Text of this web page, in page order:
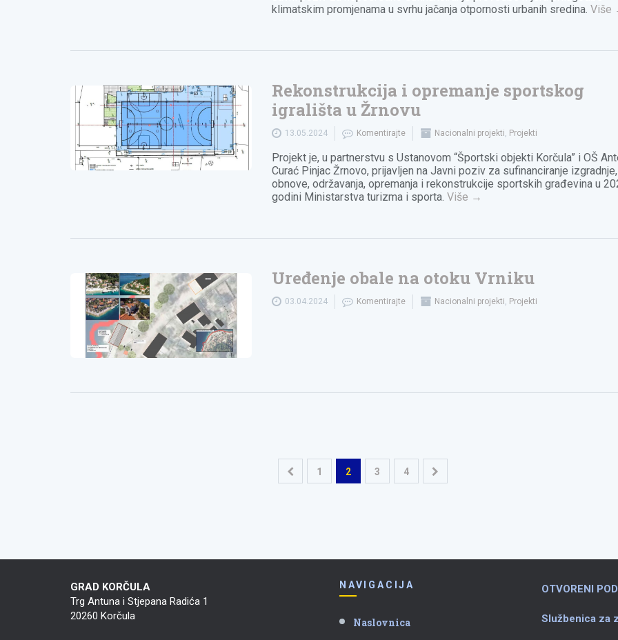
klimatskim promjenama u svrhu jačanja otpornosti urbanih sredina.Više
Rekonstrukcija i opremanje sportskog
igrališta u Žrnovu
13.05.2024 Komentirajte Nacionalni projekti Projekti
Projekt je, u partnerstvu s Ustanovom “Športski objekti Korčula” i OŠ
Curać Pinjac Žrnovo, prijavljen na Javni poziv za sufinanciranje izgradnje,
obnove, održavanja, opremanja i rekonstrukcije sportskih građevina u
godini Ministarstva turizma i sporta.Više →
Uređenje obale na otoku Vrniku
03.04.2024 Komentirajte Nacionalni projekti Projekti
1 2 3 4
GRAD KORČULA
Trg Antuna i Stjepana Radića 1
20260 Korčula
NAVIGACIJA
Naslovnica
OTVORENI
Službenica za